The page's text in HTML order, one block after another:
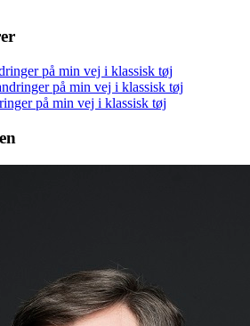
på min vej i klassisk tøj
på min vej i klassisk tøj
på min vej i klassisk tøj